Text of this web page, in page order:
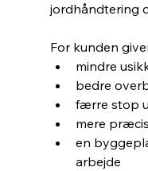
jordhåndtering
For kunden
mindre
bedre
færre stop
mere
en
arbejde